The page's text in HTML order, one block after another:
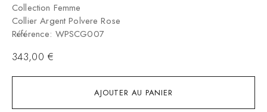
AJOUTER AU PANIER
Collection Femme
Collier Argent Polvere Rose
Référence: WPSCG007
343,00 €